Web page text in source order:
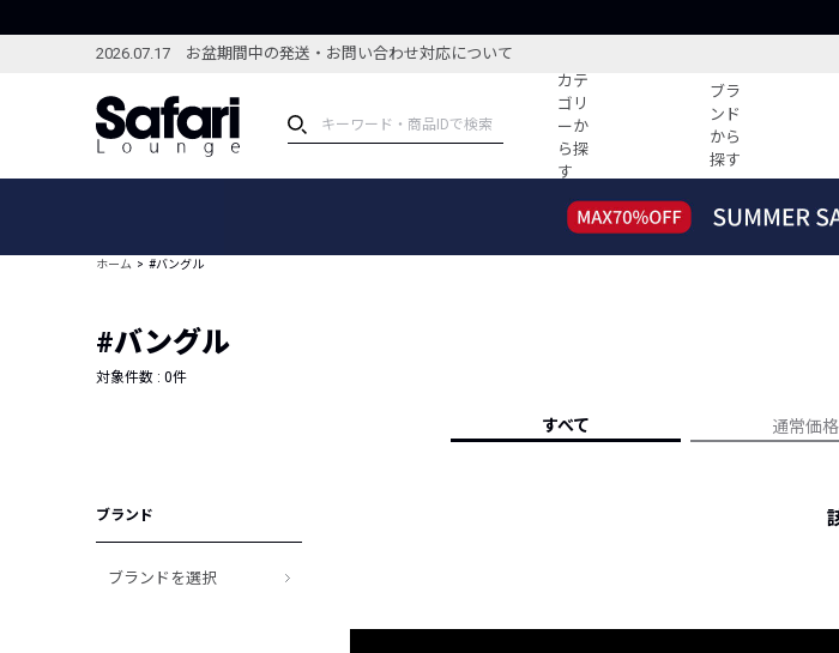
2026.07.17 お盆期間中の発送・お問い合わせ対応について
カテ
ゴリ
ーか
ら探
す
ブラ
ンド
から
探す
ブランドから探す
新着アイテム
編集部のおすすめアイテム
すべての記事
人気記事ランキング
フォーカスブランド
ホーム #バングル
#バングル
対象件数 : 0件
すべて 通常価格
ブランド
ブランドを選択